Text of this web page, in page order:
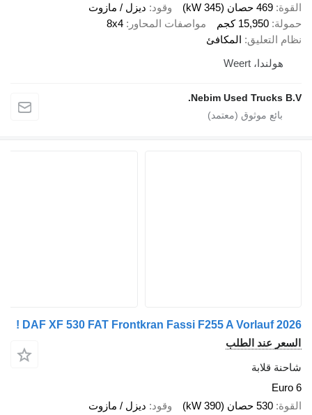
469 حصان (345 kW)
وقود
ديزل / مازوت
15,950 كجم مواصفات المحاور
8x4
المكافئ
Nebim Used
DAF XF 530 FAT Frontkran Fassi F255 A Vorlauf
عند الطلب
530 حصان (390 kW)
وقود
ديزل / مازوت